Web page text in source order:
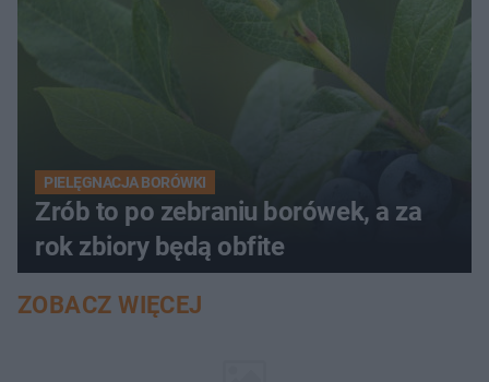
PIELĘGNACJA BORÓWKI
Zrób to po zebraniu borówek, a za
rok zbiory będą obfite
ZOBACZ WIĘCEJ